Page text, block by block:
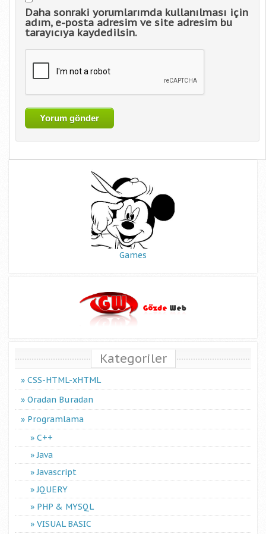
Daha sonraki yorumlarımda kullanılması için
adım, e-posta adresim ve site adresim bu
tarayıcıya kaydedilsin.
Games
Kategoriler
CSS-HTML-xHTML
Oradan Buradan
Programlama
C++
Java
Javascript
JQUERY
PHP & MYSQL
VISUAL BASIC